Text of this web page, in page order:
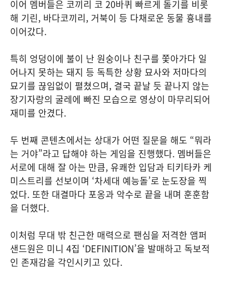
이어 멤버들은 코끼리 코 20바퀴 빠르게 돌기를 비롯
해 기린, 바다코끼리, 거북이 등 다채로운 동물 흉내를
이어갔다.
특히 엉덩이에 불이 난 원숭이나 친구를 쫓아가다 일
어나지 못하는 돼지 등 독특한 상황 묘사와 저마다의
묘기를 끊임없이 펼쳤으며, 결국 끝날 듯 끝나지 않는
장기자랑의 굴레에 빠진 모습으로 영상이 마무리되어
재미를 안겼다.
두 번째 콘텐츠에서는 상대가 어떤 질문을 해도 “뭐라
는 거야”라고 답해야 하는 게임을 진행했다. 멤버들은
서로에 대해 잘 아는 만큼, 유쾌한 입담과 티키타카 케
미스트리를 선보이며 ‘차세대 예능돌’로 눈도장을 찍
었다. 또한 대결마다 포옹과 악수로 끝을 내며 훈훈함
을 더했다.
이처럼 무대 밖 친근한 매력으로 팬심을 저격한 앰퍼
샌드원은 미니 4집 ‘DEFINITION’을 발매하고 독보적
인 존재감을 각인시키고 있다.